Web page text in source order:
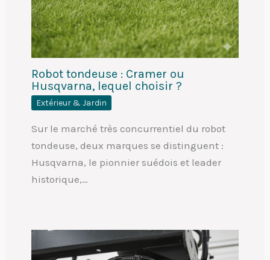
Robot tondeuse : Cramer ou
Husqvarna, lequel choisir ?
Extérieur & Jardin
Sur le marché très concurrentiel du robot
tondeuse, deux marques se distinguent :
Husqvarna, le pionnier suédois et leader
historique,…